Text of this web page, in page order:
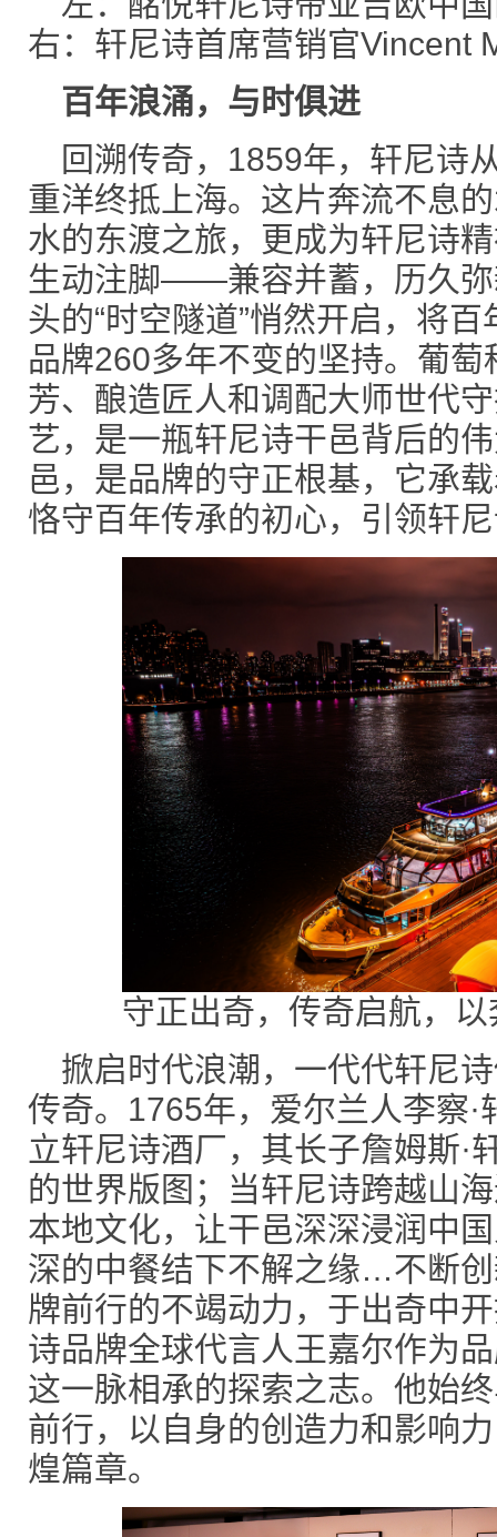
右：轩尼诗首席营销官Vincent
百年浪涌， 与时俱进
回溯传奇，1859年，轩尼诗
重洋终抵上海。这片奔流不息
水的东渡之旅，更成为轩尼诗
生动注脚——兼容并蓄，历久弥
头的“时空隧道”悄然开启，将
品牌260多年不变的坚持。葡
芳、酿造匠人和调配大师世代
艺，是一瓶轩尼诗干邑背后的
邑，是品牌的守正根基，它承
恪守百年传承的初心，引领轩
守正出奇，传奇启航，
掀启时代浪潮，一代代轩尼
传奇。1765年，爱尔兰人李察
立轩尼诗酒厂，其长子詹姆斯·
的世界版图；当轩尼诗跨越山
本地文化，让干邑深深浸润中
深的中餐结下不解之缘…不断
牌前行的不竭动力，于出奇中
诗品牌全球代言人王嘉尔作为
这一脉相承的探索之志。他始
前行，以自身的创造力和影响
煌篇章。